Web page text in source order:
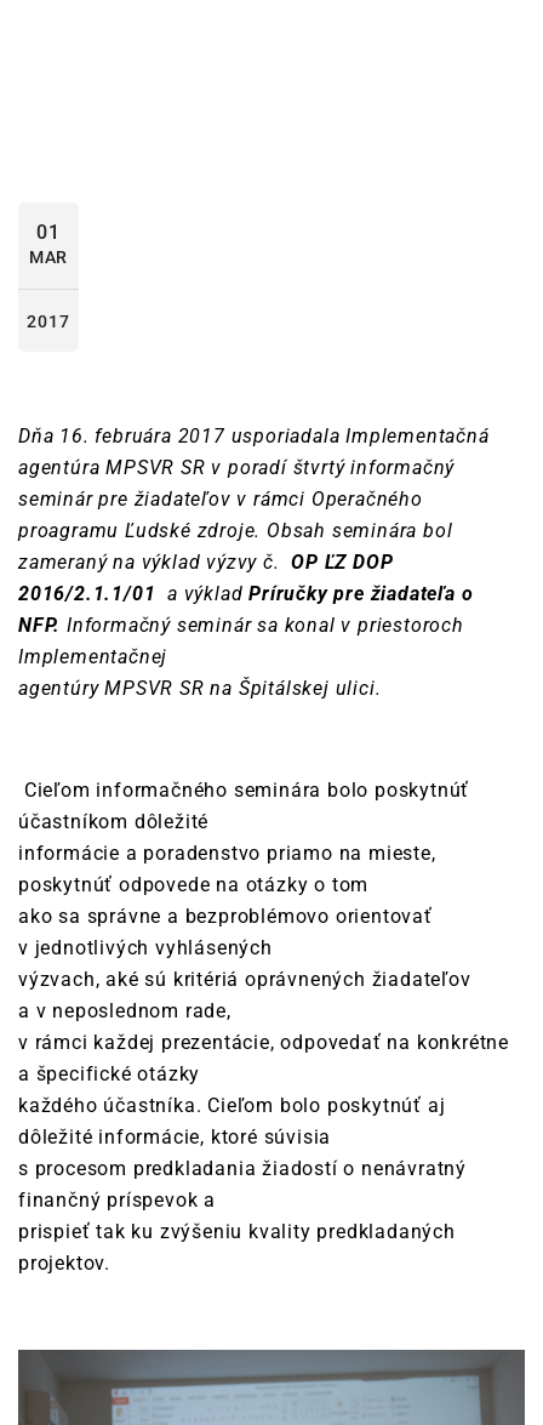
01
MAR
2017
Dňa 16. februára 2017 usporiadala Implementačná
agentúra MPSVR SR v poradí štvrtý informačný
seminár pre žiadateľov v rámci Operačného
proagramu Ľudské zdroje. Obsah seminára bol
zameraný na výklad výzvy č.OP ĽZ DOP
2016/2.1.1/01 a výkladPríručky pre žiadateľa o
NFP.Informačný seminár sa konal v priestoroch
Implementačnej
agentúry MPSVR SR na Špitálskej ulici.
Cieľom informačného seminára bolo poskytnúť
účastníkom dôležité
informácie a poradenstvo priamo na mieste,
poskytnúť odpovede na otázky o tom
ako sa správne a bezproblémovo orientovať
v jednotlivých vyhlásených
výzvach, aké sú kritériá oprávnených žiadateľov
a v neposlednom rade,
v rámci každej prezentácie, odpovedať na konkrétne
a špecifické otázky
každého účastníka. Cieľom bolo poskytnúť aj
dôležité informácie, ktoré súvisia
s procesom predkladania žiadostí o nenávratný
finančný príspevok a
prispieť tak ku zvýšeniu kvality predkladaných
projektov.